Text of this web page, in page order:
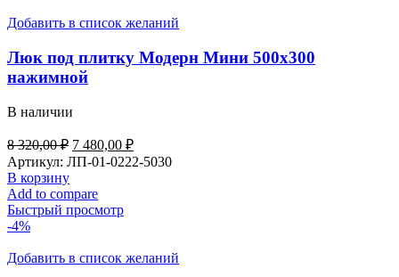
Добавить в список желаний
Люк под плитку Модерн Мини 500х300
нажимной
В наличии
8 320,00₽ 7 480,00 ₽
Артикул: ЛП-01-0222-5030
В корзину
Add to compare
Быстрый просмотр
-4%
Добавить в список желаний